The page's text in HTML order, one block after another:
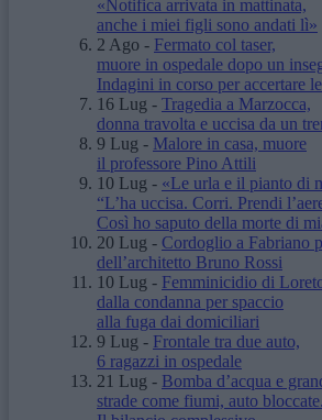
«Notifica arrivata in mattinata,
anche i miei figli sono andati lì»
2 Ago - Fermato col taser,
muore in ospedale dopo un
Indagini in corso per accertare
16 Lug - Tragedia a Marzocca,
donna travolta e uccisa da un
9 Lug - Malore in casa, muore
il professore Pino Attili
10 Lug - «Le urla e il pianto di
“L’ha uccisa. Corri. Prendi
Così ho saputo della morte di
20 Lug - Cordoglio a Fabriano
dell’architetto Bruno Rossi
10 Lug - Femminicidio di
dalla condanna per spaccio
alla fuga dai domiciliari
9 Lug - Frontale tra due auto,
6 ragazzi in ospedale
21 Lug - Bomba d’acqua e
strade come fiumi, auto bloccate.